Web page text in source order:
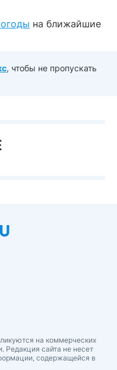
на ближайшие
, чтобы не пропускать
на коммерческих
Редакция сайта не несет
содержащейся в